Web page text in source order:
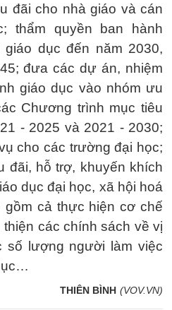
đãi cho nhà giáo và cán
thẩm quyền ban hành
dục đến năm 2030,
đưa các dự án, nhiệm
giáo dục vào nhóm ưu
Chương trình mục tiêu
- 2025 và 2021 - 2030;
cho các trường đại học;
đãi, hỗ trợ, khuyến khích
dục đại học, xã hội hoá
gồm cả thực hiện cơ chế
các chính sách về vị
số lượng người làm việc
THIÊN BÌNH (VOV.VN)